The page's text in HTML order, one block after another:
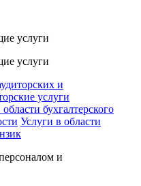
услуги
услуги
и
услуги
бухгалтерского
Услуги в области
и